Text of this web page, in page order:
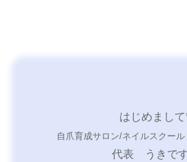
はじめまし
自爪育成サロン/ネイルスクー
代表 うきで